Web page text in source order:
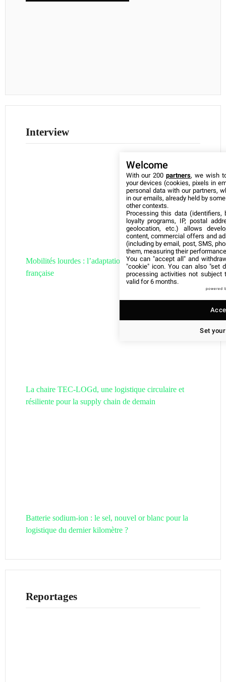
Interview
Mobilités lourdes : l’adaptation de la filière hydrogène
française
La chaire TEC-LOGd, une logistique circulaire et
résiliente pour la supply chain de demain
Batterie sodium-ion : le sel, nouvel or blanc pour la
logistique du dernier kilomètre ?
Reportages
Welcome
With our 200partners, we wish
your devices (cookies, pixels in
personal data with our partners,
in our emails, already held by
other contexts.
Processing this data (identifiers,
loyalty programs, IP, postal
geolocation, etc.) allows
content, commercial offers and
(including by email, post, SMS,
them, measuring their
You can "accept all" and
"cookie" icon. You can also "set
processing activities not subject
valid for 6 months.
powered
Set